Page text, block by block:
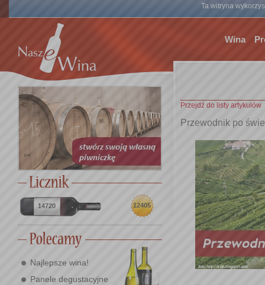
Ta witryna
Wina
14720 12405
Najlepsze wina!
Panele degustacyjne
Przejdź do listy artykułów
Przewodnik po